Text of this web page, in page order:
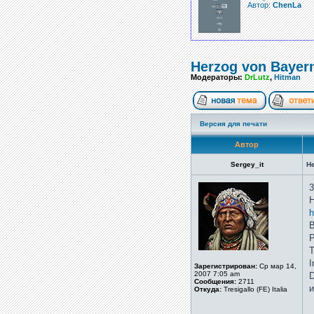
Автор:ChenLa
Herzog von
Модераторы:DrLutz,Hitman
Версия для печати
Автор
Sergey_it
Зарегистрирован: Ср мар 14,
2007 7:05 am
Сообщения: 2711
Откуда: Tresigallo (FE) Italia